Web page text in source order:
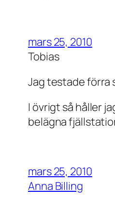
mars 25, 2010
Tobias
Jag testade förra
I övrigt så håller
belägna
mars 25, 2010
Anna Billing